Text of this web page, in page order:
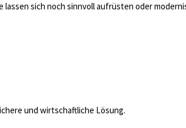
sich noch sinnvoll aufrüsten oder
und wirtschaftliche Lösung.